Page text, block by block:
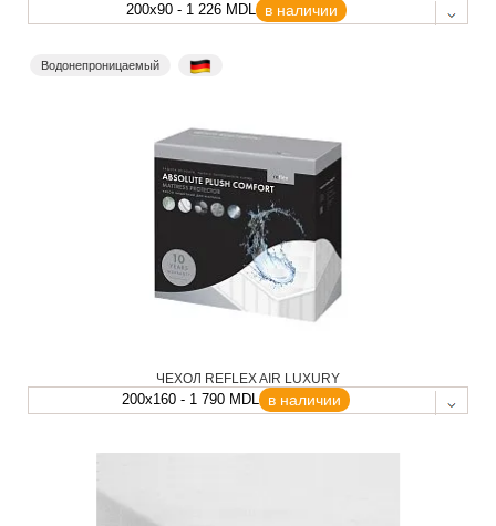
200x90 - 1 226 MDL в наличии
Водонепроницаемый
ЧЕХОЛ REFLEX AIR LUXURY
200x160 - 1 790 MDL в наличии